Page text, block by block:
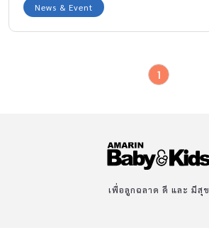
News & Event
1
เพื่อลูกฉลาด ดี และ มีสุข